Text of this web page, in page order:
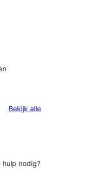
Bekijk alle
hulp nodig?